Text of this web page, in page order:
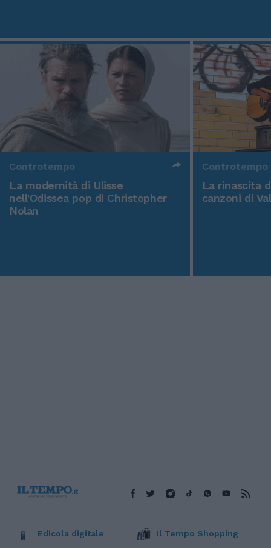
Controtempo
La modernità di Ulisse
nell'Odissea pop di Christopher
Nolan
Controtempo
La rinascita
canzoni di
Edicola digitale Il Tempo Shopping